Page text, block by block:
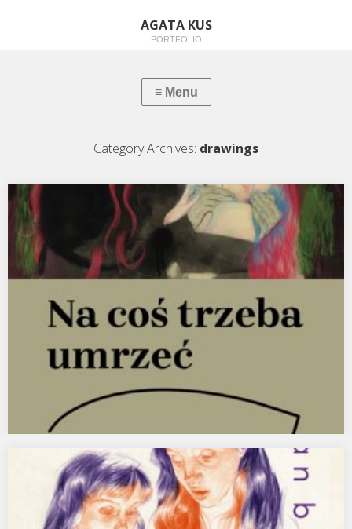
AGATA KUS
PORTFOLIO
Category Archives: drawings
Okładka dla Ha!art. Adrianna Alksnin. Na coś trzeba
umrzeć.
Zapowiadamy kolejną mocną książkę w serii eseistycznej
Wydawnictwo Ha!art. 24 kwietnia ukaże się „Na coś trzeba…